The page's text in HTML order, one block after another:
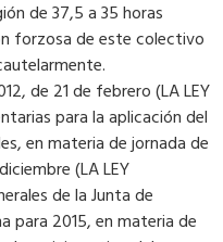
de 37,5 a 35 horas
forzosa de este colectivo
de 21 de febrero (LA LEY
para la aplicación del
en materia de jornada de
(LA LEY
de la Junta de
para 2015, en materia de